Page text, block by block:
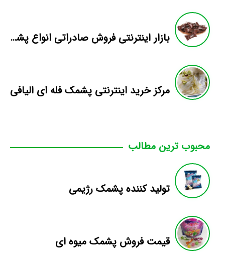
بازار اینترنتی فروش صادراتی انواع پشمک الیافی/شکلاتی
مرکز خرید اینترنتی پشمک فله ای الیافی
محبوب ترین مطالب
تولید کننده پشمک رژیمی
قیمت فروش پشمک میوه ای